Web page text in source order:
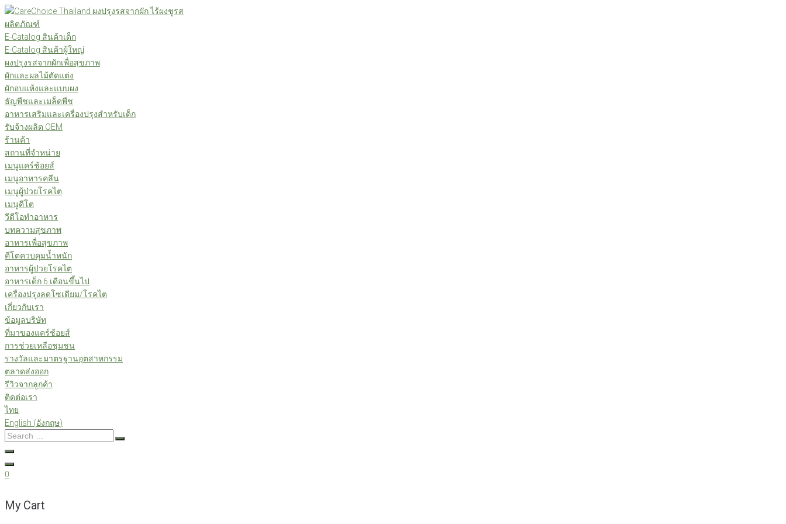
Skip
to
content
ผลิตภัณฑ์
E-Catalog สินค้าเด็ก
E-Catalog สินค้าผู้ใหญ่
ผงปรุงรสจากผักเพื่อสุขภาพ
ผักและผลไม้ตัดแต่ง
ผักอบแห้งและแบบผง
ธัญพืชและเมล็ดพืช
อาหารเสริมและเครื่องปรุงสำหรับเด็ก
รับจ้างผลิต OEM
ร้านค้า
สถานที่จำหน่าย
เมนูแคร์ช้อยส์
เมนูอาหารคลีน
เมนูผู้ป่วยโรคไต
เมนูคีโต
วีดีโอทำอาหาร
บทความสุขภาพ
อาหารเพื่อสุขภาพ
คีโตควบคุมน้ำหนัก
อาหารผู้ป่วยโรคไต
อาหารเด็ก 6 เดือนขึ้นไป
เครื่องปรุงลดโซเดียม/โรคไต
เกี่ยวกับเรา
ข้อมูลบริษัท
ที่มาของแคร์ช้อยส์
การช่วยเหลือชุมชน
รางวัลและมาตรฐานอุตสาหกรรม
ตลาดส่งออก
รีวิวจากลูกค้า
ติดต่อเรา
ไทย
English (อังกฤษ)
Search
…
0
My Cart